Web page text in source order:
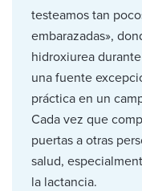
testeamos tan
embarazadas»,
hidroxiurea
una fuente
práctica en un
Cada vez que
puertas a otras
salud,
la lactancia.